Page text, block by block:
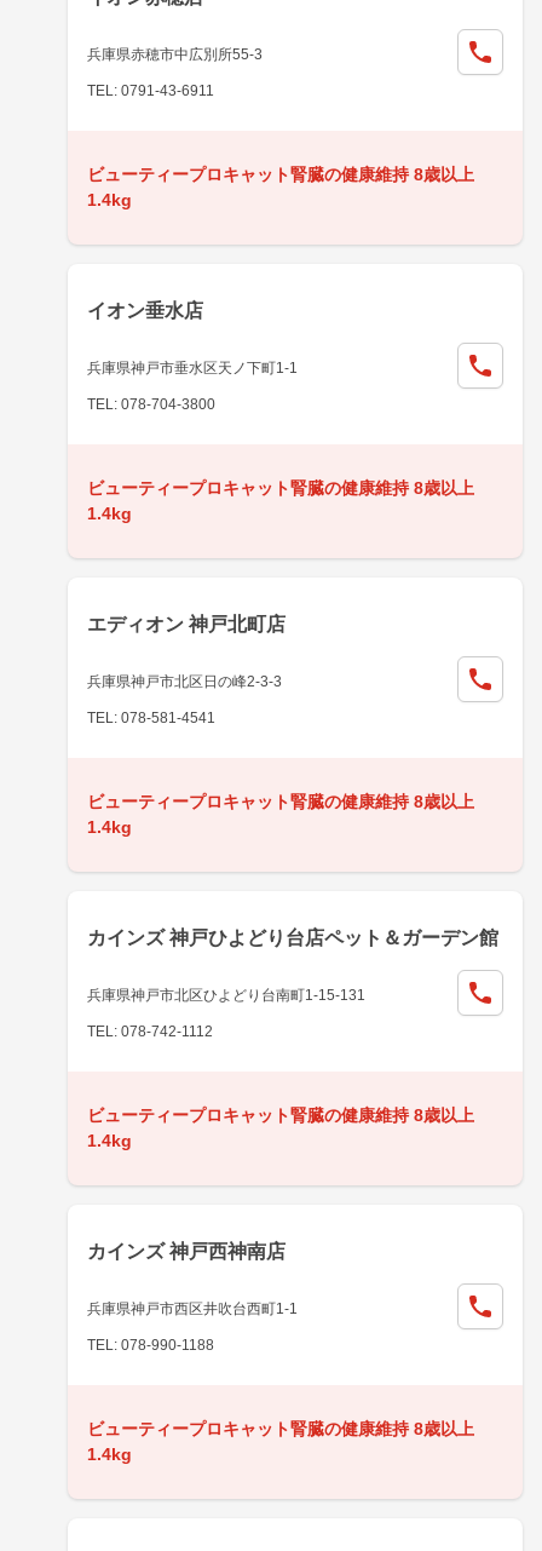
兵庫県赤穂市中広別所55-3
TEL: 0791-43-6911
ビューティープロキャット腎臓の健康維持 8歳以上
1.4kg
イオン垂水店
兵庫県神戸市垂水区天ノ下町1-1
TEL: 078-704-3800
ビューティープロキャット腎臓の健康維持 8歳以上
1.4kg
エディオン 神戸北町店
兵庫県神戸市北区日の峰2-3-3
TEL: 078-581-4541
ビューティープロキャット腎臓の健康維持 8歳以上
1.4kg
カインズ 神戸ひよどり台店ペット＆ガーデン館
兵庫県神戸市北区ひよどり台南町1-15-131
TEL: 078-742-1112
ビューティープロキャット腎臓の健康維持 8歳以上
1.4kg
カインズ 神戸西神南店
兵庫県神戸市西区井吹台西町1-1
TEL: 078-990-1188
ビューティープロキャット腎臓の健康維持 8歳以上
1.4kg